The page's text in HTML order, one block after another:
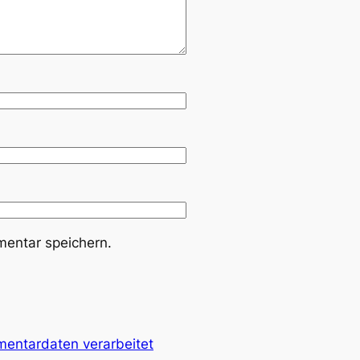
speichern.
verarbeitet